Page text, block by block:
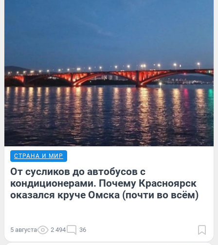
СТРАНА И МИР
От сусликов до автобусов с
кондиционерами. Почему Красноярск
оказался круче Омска (почти во всём)
5 августа 2 494 36